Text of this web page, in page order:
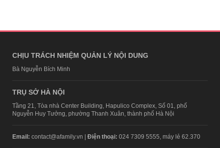
CHỊU TRÁCH NHIỆM QUẢN LÝ NỘI DUNG
Bà Nguyễn Bích Minh
TRỤ SỞ HÀ NỘI
Tầng 21, Tòa nhà Center Building, Hapulico Complex, Số 01, phố
Nguyễn Huy Tưởng, phường Thanh Xuân, thành phố Hà Nội
Email: contact@afamily.vn | Điện thoại: 024 7309 5555, máy lẻ 62.370